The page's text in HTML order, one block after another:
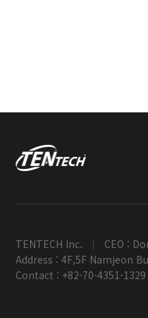
TENTECH Inc. | CEO :
Address : 4F,5F Namjeon
Contact : +82-70-4351-